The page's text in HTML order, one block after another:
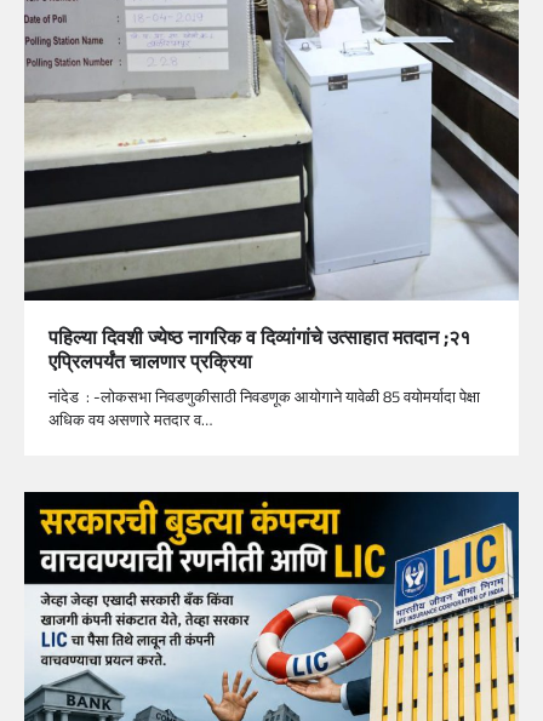
पहिल्‍या दिवशी ज्येष्ठ नागरिक व दिव्यांगांचे उत्‍साहात मतदान ;२१
एप्रिलपर्यंत चालणार प्रक्रिया
नांदेड : -लोकसभा निवडणुकीसाठी निवडणूक आयोगाने यावेळी 85 वयोमर्यादा पेक्षा
अधिक वय असणारे मतदार व…